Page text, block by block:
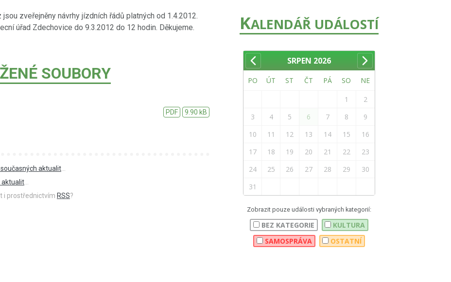
zveřejněny návrhy jízdních řádů platných od 1.4.2012.
úřad Zdechovice do 9.3.2012 do 12 hodin. Děkujeme.
SOUBORY
PDF 9.90 kB
aktualit
aktualit
i prostřednictvím RSS?
KALENDÁŘ UDÁLOSTÍ
SRPEN 2026
PO ÚT ST ČT PÁ SO NE
1
2
3
4 5 6 7 8
9
10
11 12 13 14 15
16
17
18 19 20 21 22
23
24
25 26 27 28 29
30
31
Zobrazit pouze události vybraných kategorií:
BEZ KATEGORIE
KULTURA
SAMOSPRÁVA
OSTATNÍ